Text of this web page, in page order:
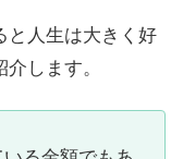
と人生は大きく好
します。